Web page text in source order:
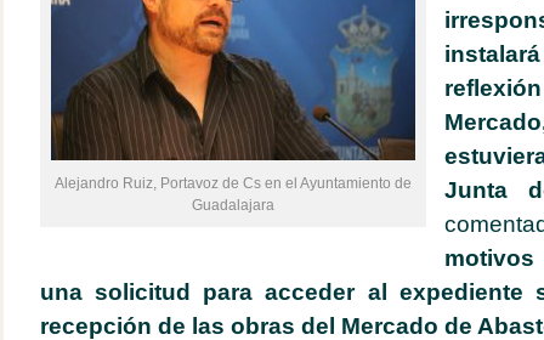
Alejandro Ruiz, Portavoz de Cs en el Ayuntamiento de
Guadalajara
Junta
una solicitud para acceder al expediente
recepción de las obras del Mercado de